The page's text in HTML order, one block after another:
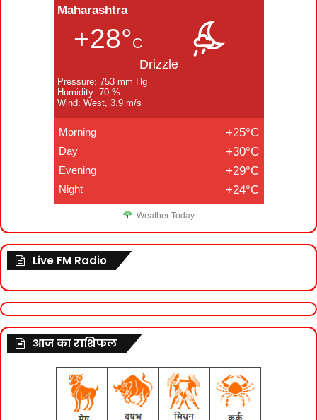
Maharashtra
+28°C
Drizzle
Pressure: 753 mm Hg
Humidity: 70 %
Wind: West, 3.9 m/s
Morning +25°C
Day +30°C
Evening +29°C
Night +24°C
Weather Today
Live FM Radio
आज का राशिफल